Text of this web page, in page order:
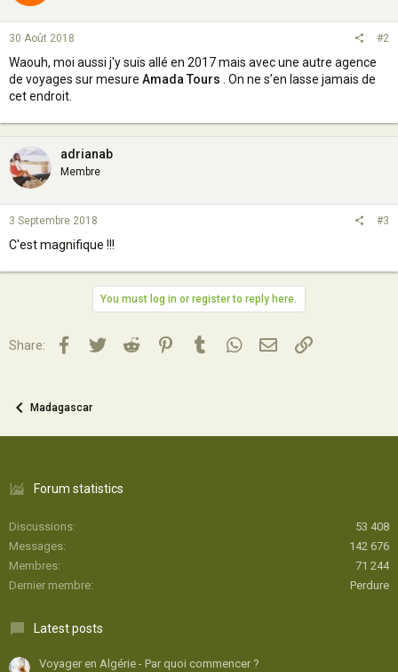
30 Août 2018 #2
Waouh, moi aussi j'y suis allé en 2017 mais avec une autre agence
de voyages sur mesure Amada Tours . On ne s’en lasse jamais de
cet endroit.
adrianab
Membre
3 Septembre 2018 #3
C'est magnifique !!!
You must log in or register to reply here.
Share: Facebook
TwitterReddit PinterestTumblrWhatsApp
Email Lien
Madagascar
Forum statistics
Discussions
53 408
Messages
142 676
Membres
71 244
Dernier membre
Perdure
Latest posts
Voyager en Algérie - Par quoi commencer ?